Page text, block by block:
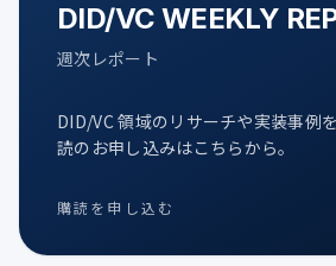
DID/VC WEEKLY
週次レポート
DID/VC 領域のリサーチや実装事例
読のお申し込みはこちらから。
購読を申し込む